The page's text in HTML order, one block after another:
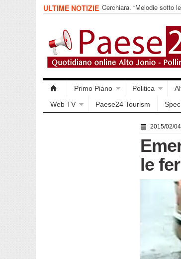
ULTIME NOTIZIE Cerchiara. “Melodie sotto
Armi
Primo Piano Politica
Web TV
Paese24 Tourism
2015/02/04
le